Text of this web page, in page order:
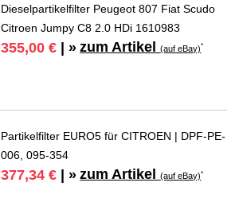
Dieselpartikelfilter Peugeot 807 Fiat Scudo
Citroen Jumpy C8 2.0 HDi 1610983
355,00 € | » zum Artikel(auf eBay)*
Partikelfilter EURO5 für CITROEN | DPF-PE-
006, 095-354
377,34 € | » zum Artikel(auf eBay)*